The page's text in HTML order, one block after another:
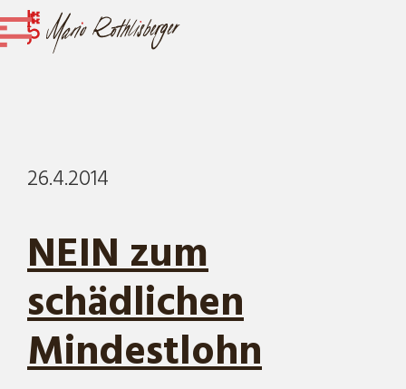
26.4.2014
NEIN zum
schädlichen
Mindestlohn